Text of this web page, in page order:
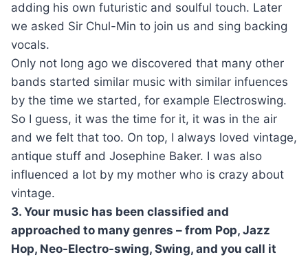
adding his own futuristic and soulful touch. Later
we asked Sir Chul-Min to join us and sing backing
vocals.
Only not long ago we discovered that many other
bands started similar music with similar infuences
by the time we started, for example Electroswing.
So I guess, it was the time for it, it was in the air
and we felt that too. On top, I always loved vintage,
antique stuff and Josephine Baker. I was also
influenced a lot by my mother who is crazy about
vintage.
3. Your music has been classified and
approached to many genres – from Pop, Jazz
Hop, Neo-Electro-swing, Swing, and you call it